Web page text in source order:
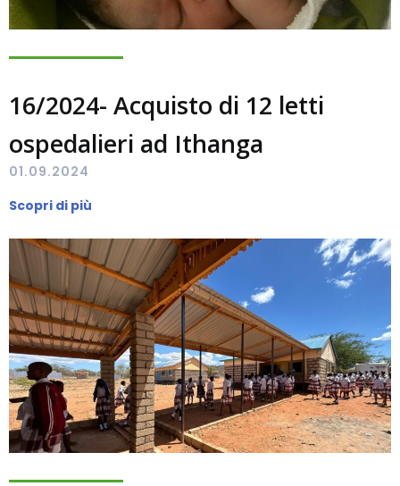
16/2024- Acquisto di 12 letti
ospedalieri ad Ithanga
01.09.2024
Scopri di più